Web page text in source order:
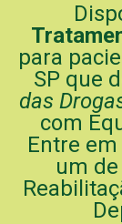
para
SP que
das
com
Entre
um